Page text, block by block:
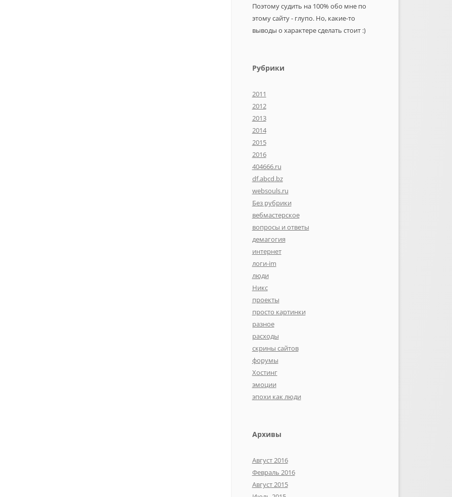
Поэтому судить на 100% обо мне по
этому сайту - глупо. Но, какие-то
выводы о характере сделать стоит :)
Рубрики
2011
2012
2013
2014
2015
2016
404666.ru
df.abcd.bz
websouls.ru
Без рубрики
вебмастерское
вопросы и ответы
демагогия
интернет
логи-im
люди
Никс
проекты
просто картинки
разное
расходы
скрины сайтов
форумы
Хостинг
эмоции
эпохи как люди
Архивы
Август 2016
Февраль 2016
Август 2015